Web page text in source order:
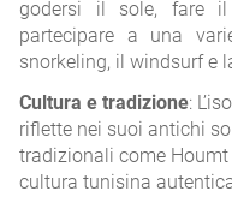
godersi il sole, fare
partecipare a una
snorkeling, il windsurf e
Cultura e tradizione:
riflette nei suoi antichi
tradizionali come Houmt
cultura tunisina